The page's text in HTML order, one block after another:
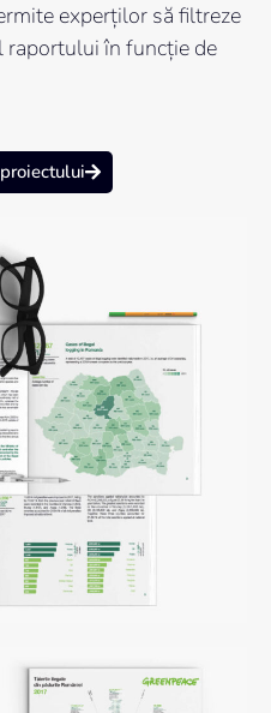
experților să filtreze
raportului în funcție de